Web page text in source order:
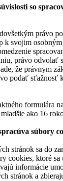
so
právo
k svojim
právo odvolať
že právnym
podať sťažnosť
formulára
ako 16
súbory
stránok sa do
cookies, ktoré
informácie
stránok a